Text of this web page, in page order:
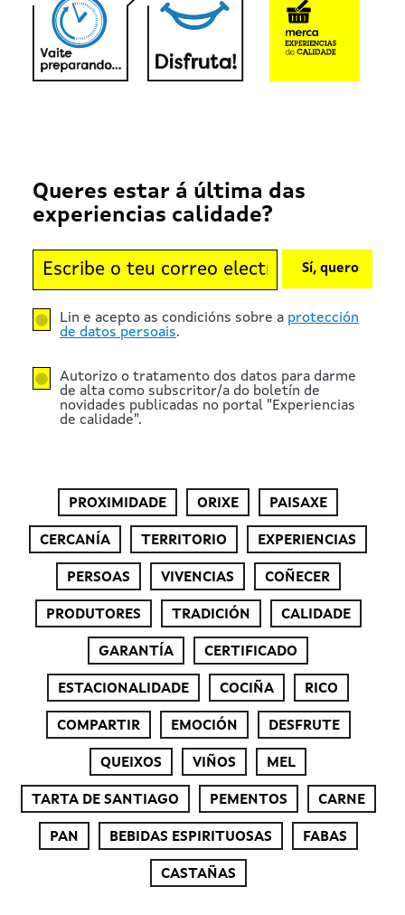
Queres estar á última das
experiencias calidade?
Lin e acepto as condicións sobre a protección
de datos persoais.
Autorizo o tratamento dos datos para darme
de alta como subscritor/a do boletín de
novidades publicadas no portal "Experiencias
de calidade".
Sí, quero
PROXIMIDADE ORIXE PAISAXE
CERCANÍA TERRITORIO EXPERIENCIAS
PERSOAS VIVENCIAS COÑECER
PRODUTORES TRADICIÓN CALIDADE
GARANTÍA CERTIFICADO
ESTACIONALIDADE COCIÑA RICO
COMPARTIR EMOCIÓN DESFRUTE
QUEIXOS VIÑOS MEL
TARTA DE SANTIAGO PEMENTOS CARNE
PAN BEBIDAS ESPIRITUOSAS FABAS
CASTAÑAS